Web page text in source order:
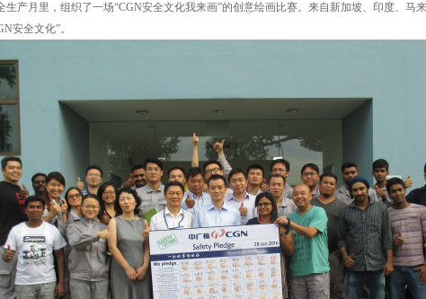
产月里，组织了一场“CGN安全文化我来画”的创意绘画比赛。来自新加坡、印度、马
安全文化”。